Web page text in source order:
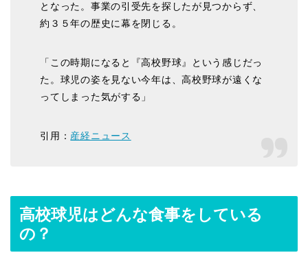
となった。事業の引受先を探したが見つからず、
約３５年の歴史に幕を閉じる。
「この時期になると『高校野球』という感じだっ
た。球児の姿を見ない今年は、高校野球が遠くな
ってしまった気がする」
引用： 産経ニュース
高校球児はどんな食事をしている
の？